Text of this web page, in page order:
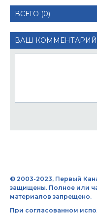
ВСЕГО (0)
ВАШ КОММЕНТАРИЙ
© 2003-2023, Первый
защищены. Полное или
материалов запрещено.
При согласованном